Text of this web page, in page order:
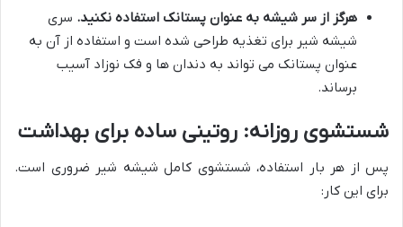
هرگز از سر شیشه به عنوان پستانک استفاده نکنید. سری
شیشه شیر برای تغذیه طراحی شده است و استفاده از آن به
عنوان پستانک می تواند به دندان ها و فک نوزاد آسیب
برساند.
شستشوی روزانه: روتینی ساده برای بهداشت
پس از هر بار استفاده، شستشوی کامل شیشه شیر ضروری است.
برای این کار: